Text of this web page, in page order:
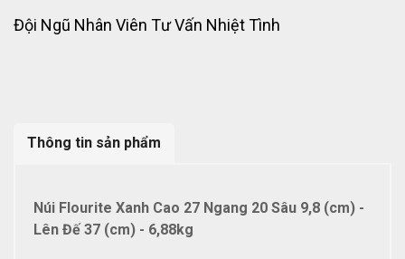
Đội Ngũ Nhân Viên Tư Vấn Nhiệt Tình
Thông tin sản phẩm
Núi Flourite Xanh Cao 27 Ngang 20 Sâu 9,8 (cm) -
Lên Đế 37 (cm) - 6,88kg